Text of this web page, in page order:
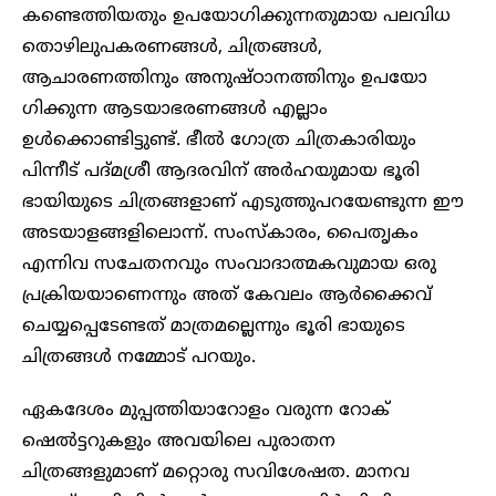
കണ്ടെത്തിയതും ഉപയോ​ഗിക്കുന്നതുമായ പലവിധ
തൊഴിലുപകരണങ്ങൾ, ചിത്രങ്ങൾ,
ആചാരണത്തിനും അനുഷ്ഠാനത്തിനും ഉപയോ​
ഗിക്കുന്ന ആടയാഭരണങ്ങൾ എല്ലാം
ഉൾക്കൊണ്ടിട്ടുണ്ട്. ഭീൽ ​ഗോത്ര ചിത്രകാരിയും
പിന്നീട് പദ്മശ്രീ ആദരവിന് അർഹയുമായ ഭൂരി
ഭായിയുടെ ചിത്രങ്ങളാണ് എടുത്തുപറയേണ്ടുന്ന ഈ
അടയാളങ്ങളിലൊന്ന്. സംസ്കാരം, പൈതൃകം
എന്നിവ സചേതനവും സംവാദാത്മകവുമായ ഒരു
പ്രക്രിയയാണെന്നും അത് കേവലം ആർക്കൈവ്
ചെയ്യപ്പെടേണ്ടത് മാത്രമല്ലെന്നും ഭൂരി ഭായുടെ
ചിത്രങ്ങൾ നമ്മോട് പറയും.
ഏകദേശം മുപ്പത്തിയാറോളം വരുന്ന റോക്
ഷെൽട്ടറുകളും അവയിലെ പുരാതന
ചിത്രങ്ങളുമാണ് മറ്റൊരു സവിശേഷത. മാനവ